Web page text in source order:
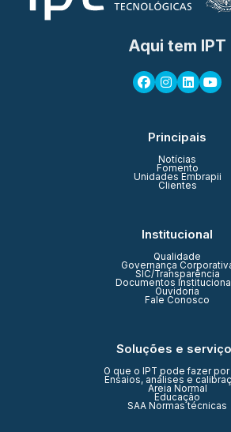
Aqui tem IPT
Principais
Notícias
Fomento
Unidades Embrapii
Clientes
Institucional
Qualidade
Governança
SIC/Transparência
Documentos
Ouvidoria
Fale Conosco
Soluções e
O que o IPT pode fazer por
Ensaios, análises e
Areia Normal
Educação
SAA Normas técnicas